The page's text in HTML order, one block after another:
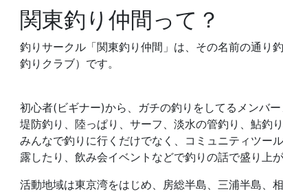
関東釣り仲間って？
釣りサークル「関東釣り仲間」は、その名前の通り
釣りクラブ）です。
初心者(ビギナー)から、ガチの釣りをしてるメンバ
堤防釣り、陸っぱり、サーフ、淡水の管釣り、鮎釣
みんなで釣りに行くだけでなく、コミュニティツー
露したり、飲み会イベントなどで釣りの話で盛り上
活動地域は東京湾をはじめ、房総半島、三浦半島、